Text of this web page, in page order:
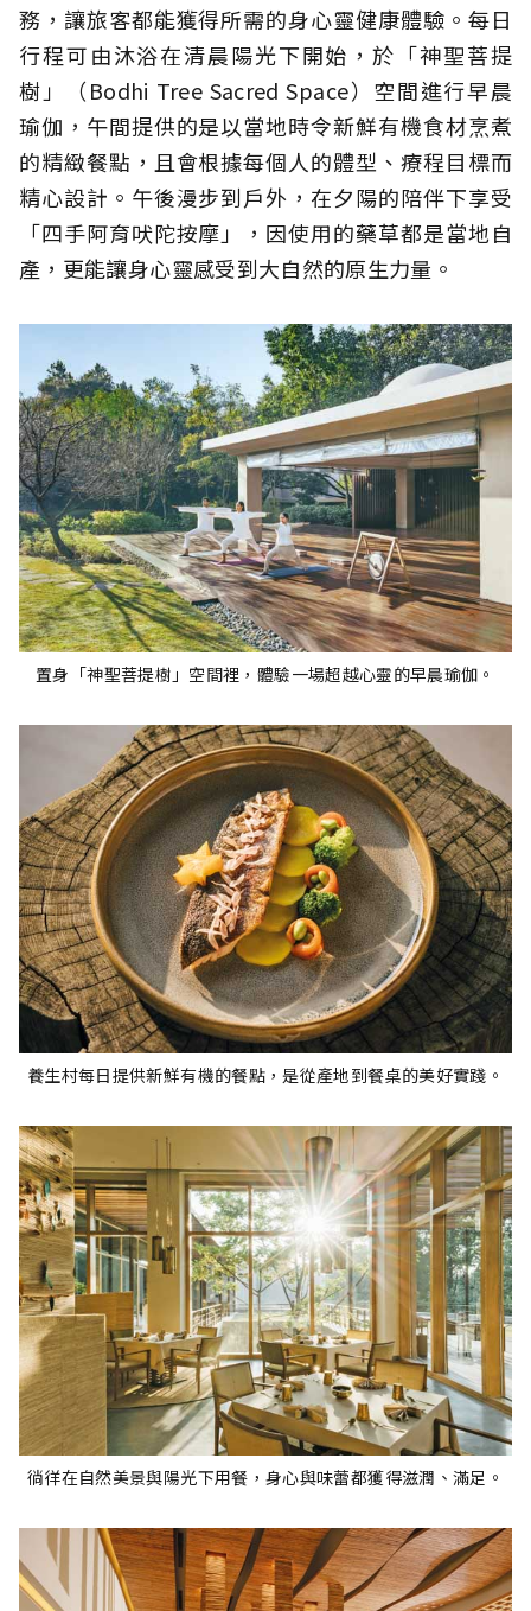
務，讓旅客都能獲得所需的身心靈健康體驗。每日
行程可由沐浴在清晨陽光下開始，於「神聖菩提
樹」（Bodhi Tree Sacred Space）空間進行早晨
瑜伽，午間提供的是以當地時令新鮮有機食材烹煮
的精緻餐點，且會根據每個人的體型、療程目標而
精心設計。午後漫步到戶外，在夕陽的陪伴下享受
「四手阿育吠陀按摩」，因使用的藥草都是當地自
產，更能讓身心靈感受到大自然的原生力量。
置身「神聖菩提樹」空間裡，體驗一場超越心靈的早晨瑜伽。
養生村每日提供新鮮有機的餐點，是從產地到餐桌的美好實踐。
徜徉在自然美景與陽光下用餐，身心與味蕾都獲得滋潤、滿足。